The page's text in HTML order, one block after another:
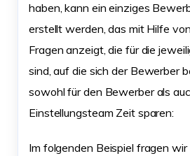
haben, kann ein einziges
erstellt werden, das mit Hilfe
Fragen anzeigt, die für die
sind, auf die sich der Bewerber
sowohl für den Bewerber als
Einstellungsteam Zeit sparen:
Im folgenden Beispiel fragen